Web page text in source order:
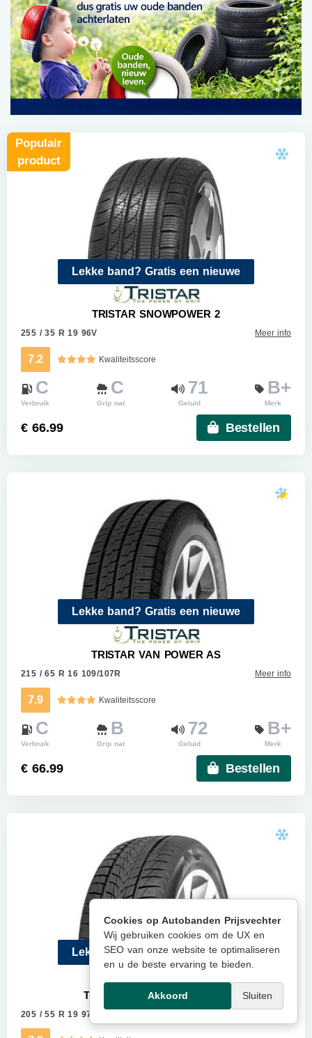
Cookies op Autobanden Prijsvechter
Wij gebruiken cookies om de UX en
SEO van onze website te optimaliseren
en u de beste ervaring te bieden.
Akkoord Sluiten
Lekke band? Gratis een nieuwe
Populair
product
TRISTAR SNOWPOWER 2
255 / 35 R 19 96V Meer info
7.2 Kwaliteitsscore
C
Verbruik
C
Grip nat
71
Geluid
B+
Merk
€ 66.99 Bestellen
Lekke band? Gratis een nieuwe
TRISTAR VAN POWER AS
215 / 65 R 16 109/107R Meer info
7.9 Kwaliteitsscore
C
Verbruik
B
Grip nat
72
Geluid
B+
Merk
€ 66.99 Bestellen
Lekke band? Gratis een nieuwe
TRISTAR SNOWPOWER UHP
205 / 55 R 19 97V